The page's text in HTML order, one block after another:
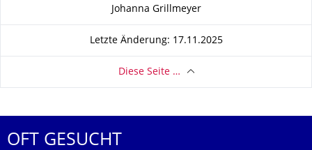
Johanna Grillmeyer
Letzte Änderung: 17.11.2025
Diese Seite …
OFT GESUCHT